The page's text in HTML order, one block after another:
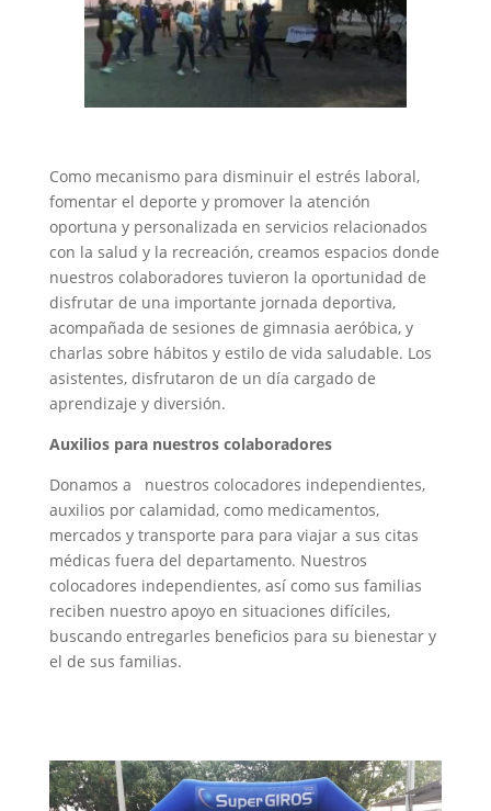
Como mecanismo para disminuir el estrés laboral,
fomentar el deporte y promover la atención
oportuna y personalizada en servicios relacionados
con la salud y la recreación, creamos espacios donde
nuestros colaboradores tuvieron la oportunidad de
disfrutar de una importante jornada deportiva,
acompañada de sesiones de gimnasia aeróbica, y
charlas sobre hábitos y estilo de vida saludable. Los
asistentes, disfrutaron de un día cargado de
aprendizaje y diversión.
Auxilios para nuestros colaboradores
Donamos a nuestros colocadores independientes,
auxilios por calamidad, como medicamentos,
mercados y transporte para para viajar a sus citas
médicas fuera del departamento. Nuestros
colocadores independientes, así como sus familias
reciben nuestro apoyo en situaciones difíciles,
buscando entregarles beneficios para su bienestar y
el de sus familias.